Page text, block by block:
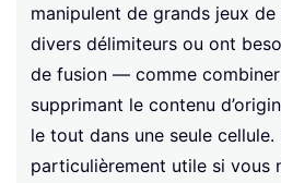
manipulent de grands jeux
divers délimiteurs ou ont
de fusion — comme
supprimant le contenu
le tout dans une seule cellule.
particulièrement utile si vous